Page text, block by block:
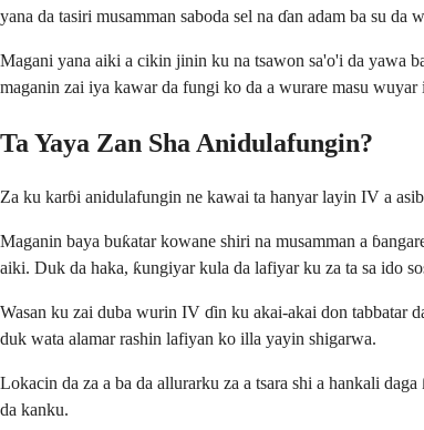
yana da tasiri musamman saboda sel na ɗan adam ba su
Magani yana aiki a cikin jinin ku na tsawon sa'o'i da yawa
maganin zai iya kawar da fungi ko da a wurare masu
Ta Yaya Zan Sha Anidulafungin?
Za ku karɓi anidulafungin ne kawai ta hanyar layin IV a
Maganin baya buƙatar kowane shiri na musamman a
aiki. Duk da haka, ƙungiyar kula da lafiyar ku za ta sa ido
Wasan ku zai duba wurin IV ɗin ku akai-akai don tabbatar
duk wata alamar rashin lafiyan ko illa yayin shigarwa.
Lokacin da za a ba da allurarku za a tsara shi a hankali
da kanku.